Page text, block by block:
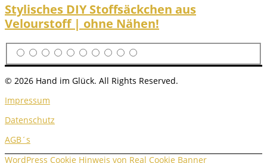
Stylisches DIY Stoffsäckchen aus
Velourstoff | ohne Nähen!
© 2026 Hand im Glück. All Rights Reserved.
Impressum
Datenschutz
AGB´s
WordPress Cookie Hinweis von Real Cookie Banner